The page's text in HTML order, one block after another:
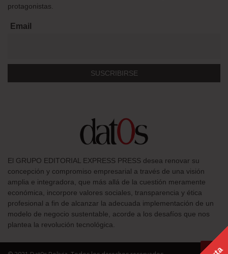
protagonistas.
Email
El GRUPO EDITORIAL EXPRESS PRESS desea renovar su
concepción y compromiso empresarial a través de una visión
amplia e integradora, que más allá de la cuestión meramente
económica, incorpore valores sociales, transparencia y ética
profesional a fin de alcanzar la adecuada implementación de un
modelo de negocio sustentable, acorde a los desafíos que nos
plantea la revolución tecnológica.